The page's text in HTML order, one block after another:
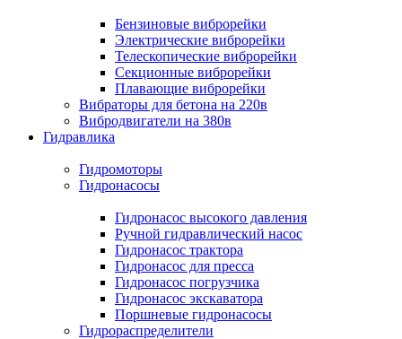
Бензиновые виброрейки
Электрические виброрейки
Телескопические виброрейки
Секционные виброрейки
Плавающие виброрейки
Вибраторы для бетона на 220в
Вибродвигатели на 380в
Гидравлика
Гидромоторы
Гидронасосы
Гидронасос высокого давления
Ручной гидравлический насос
Гидронасос трактора
Гидронасос для пресса
Гидронасос погрузчика
Гидронасос экскаватора
Поршневые гидронасосы
Гидрораспределители